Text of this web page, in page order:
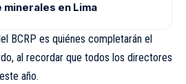
en Lima
BCRP es quiénes completarán el
al recordar que todos los directores
año.